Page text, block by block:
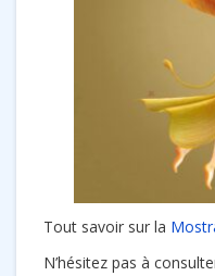
Tout savoir sur la
N’hésitez pas à